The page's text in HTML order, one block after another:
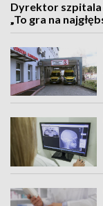
Dyrektor szpitala
„To gra na